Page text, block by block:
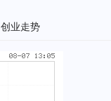
创业走势